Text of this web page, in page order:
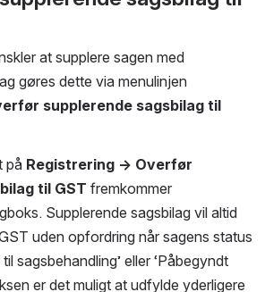
at supplere sagen med
supplerende sagsbilag til
på Registrering → Overfør
til GST fremkommer
Supplerende sagsbilag vil altid
uden opfordring når sagens status
sagsbehandling’ eller ‘Påbegyndt
er det muligt at udfylde yderligere